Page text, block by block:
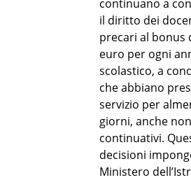
continuano a
il diritto dei
precari al bonus
euro per ogni
scolastico, a
che abbiano
servizio per
giorni, anche non
continuativi.
decisioni
Ministero